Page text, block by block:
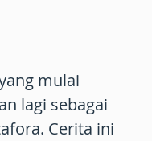
mulai
lagi sebagai
Cerita ini